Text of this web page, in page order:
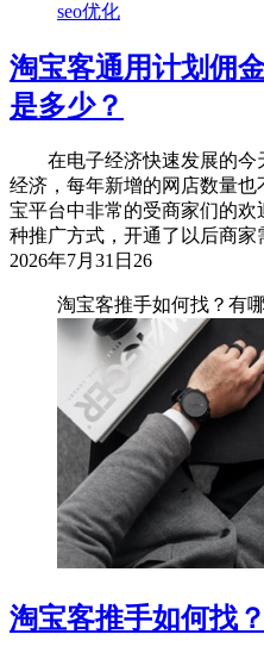
seo优化
淘宝客通用计划佣
是多少？
在电子经济快速发展的今
经济，每年新增的网店数量
宝平台中非常的受商家们的
种推广方式，开通了以后商家
2026年7月31日 26
淘宝客推手如何找？有
淘宝客推手如何找